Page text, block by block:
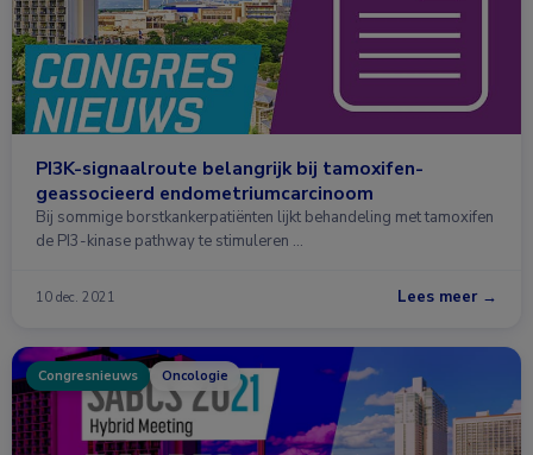
PI3K-signaalroute belangrijk bij tamoxifen-
geassocieerd endometriumcarcinoom
Bij sommige borstkankerpatiënten lijkt behandeling met tamoxifen
de PI3-kinase pathway te stimuleren …
10 dec. 2021 Lees meer →
Congresnieuws Oncologie